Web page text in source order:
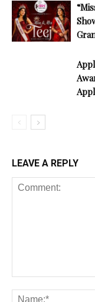
LEAVE A REPLY